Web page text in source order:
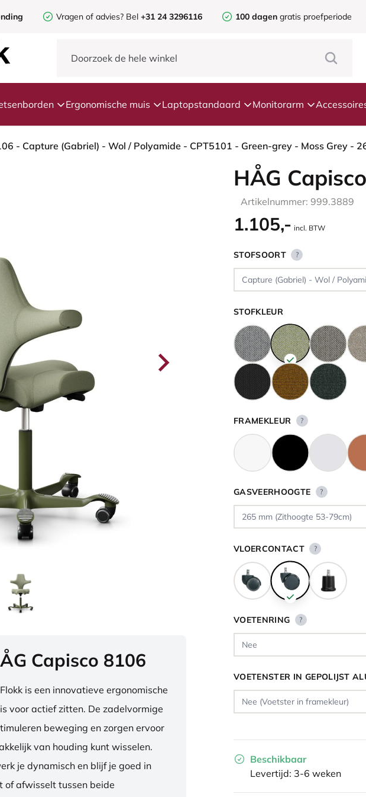
Vragen of advies? Bel +31 24 3296116 100 dagen gratis proefperiode
Ergonomische muis Laptopstandaard Monitorarm
Capisco 8106
is een innovatieve ergonomische
voor actief zitten. De zadelvormige
beweging en zorgen ervoor
van houding kunt wisselen.
je dynamisch en blijf je goed in
of afwisselt tussen beide
HÅG
Artikelnummer: 999.3889
1.105,- incl. BTW
STOFSOORT ?
STOFKLEUR
FRAMEKLEUR ?
GASVEERHOOGTE ?
VLOERCONTACT ?
VOETENRING ?
VOETENSTER IN GEPOLIJST
Beschikbaar
Levertijd: 3-6 weken